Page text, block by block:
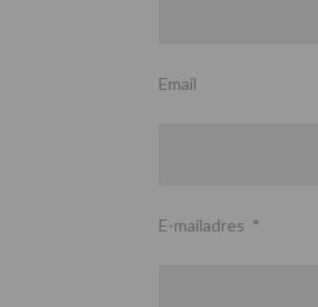
Email
E-mailadres *